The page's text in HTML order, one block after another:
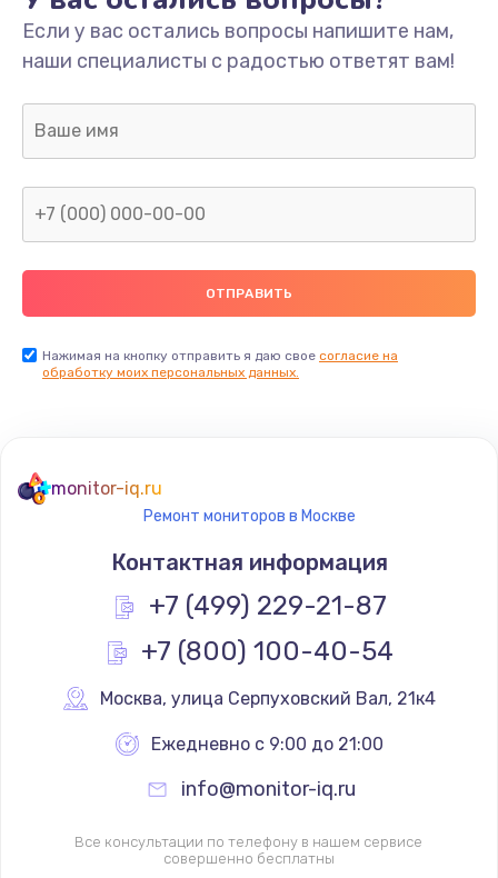
Если у вас остались вопросы напишите нам,
наши специалисты с радостью ответят вам!
Нажимая на кнопку отправить я даю свое согласие на
обработку моих персональных данных.
monitor-iq.ru
Ремонт мониторов в Москве
Контактная информация
+7 (499) 229-21-87
+7 (800) 100-40-54
Москва, улица Серпуховский Вал, 21к4
Ежедневно с 9:00 до 21:00
info@monitor-iq.ru
Все консультации по телефону в нашем сервисе
совершенно бесплатны